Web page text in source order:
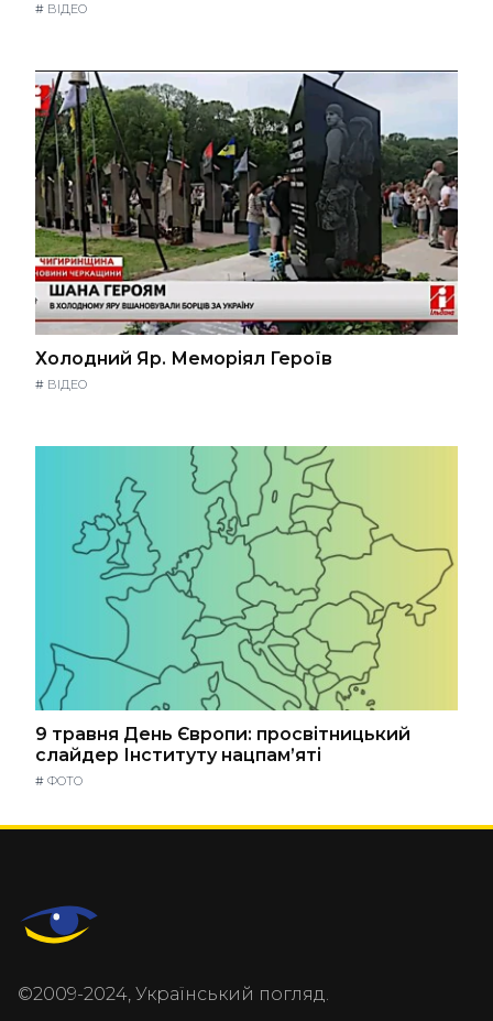
# ВІДЕО
Холодний Яр. Меморіял Героїв
# ВІДЕО
9 травня День Європи: просвітницький
слайдер Інституту нацпам’яті
# ФОТО
©2009-2024, Український погляд.